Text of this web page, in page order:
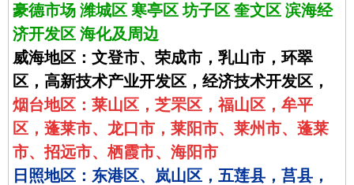
豪德市场 潍城区 寒亭区 坊子区 奎文区 滨海经
济开发区 海化及周边
威海地区：文登市、荣成市，乳山市，环翠
区，高新技术产业开发区，经济技术开发区，
烟台地区：莱山区，芝罘区，福山区，牟平
区，蓬莱市、龙口市，莱阳市、莱州市、蓬莱
市、招远市、栖霞市、海阳市
日照地区：东港区、岚山区，五莲县，莒县，